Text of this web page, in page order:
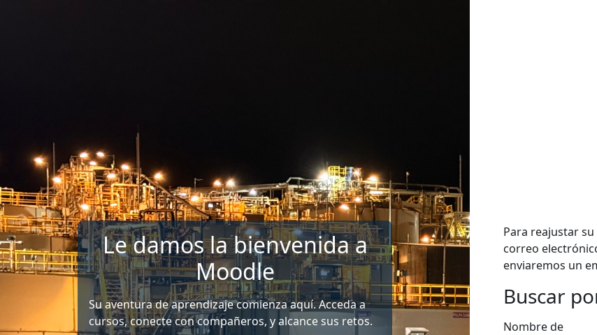
Le damos la bienvenida a
Moodle
Su aventura de aprendizaje comienza aquí. Acceda a
cursos, conecte con compañeros, y alcance sus retos.
Para reajustar
correo
enviaremos un
Buscar por
Buscar
Nombre de